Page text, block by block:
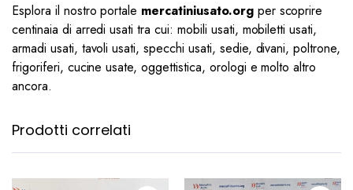
Esplora il nostro portale mercatiniusato.orgper scoprire
centinaia di arredi usati tra cui: mobili usati, mobiletti usati,
armadi usati, tavoli usati, specchi usati, sedie, divani, poltrone,
frigoriferi, cucine usate, oggettistica, orologi e molto altro
ancora.
Prodotti correlati